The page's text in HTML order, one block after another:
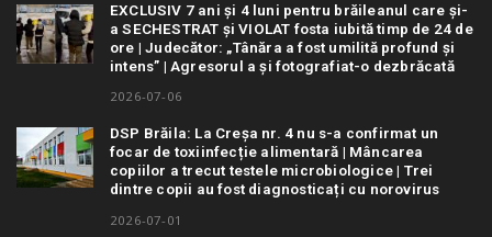
EXCLUSIV 7 ani și 4 luni pentru brăileanul care și-
a SECHESTRAT și VIOLAT fosta iubită timp de 24 de
ore | Judecător: „Tânăra a fost umilită profund și
intens” | Agresorul a și fotografiat-o dezbrăcată
2026-07-06
DSP Brăila: La Creșa nr. 4 nu s-a confirmat un
focar de toxiinfecție alimentară | Mâncarea
copiilor a trecut testele microbiologice | Trei
dintre copii au fost diagnosticați cu norovirus
2026-07-01